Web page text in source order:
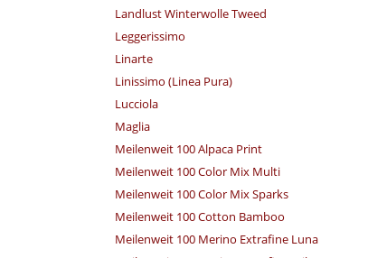
Landlust Winterwolle Tweed
Leggerissimo
Linarte
Linissimo (Linea Pura)
Lucciola
Maglia
Meilenweit 100 Alpaca Print
Meilenweit 100 Color Mix Multi
Meilenweit 100 Color Mix Sparks
Meilenweit 100 Cotton Bamboo
Meilenweit 100 Merino Extrafine Luna